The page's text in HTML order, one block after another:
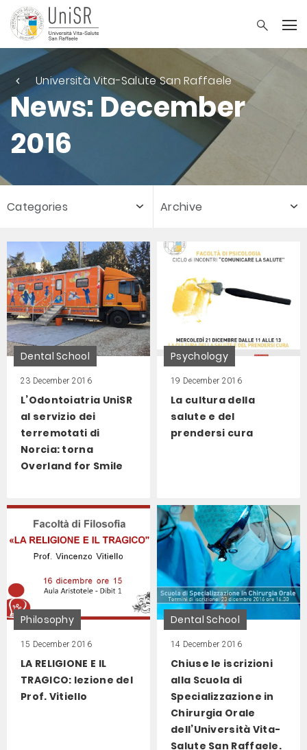
Università Vita-Salute San Raffaele
News: December
2016
Categories Archive
Dental School
23 December 2016
L’Odontoiatria UniSR
al servizio dei
terremotati di
Norcia: torna
Overland for Smile
Psychology
19 December 2016
La cultura della
salute e del
prendersi cura
Philosophy
15 December 2016
LA RELIGIONE E IL
TRAGICO: lezione del
Prof. Vitiello
Dental School
14 December 2016
Chiuse le iscrizioni
alla Scuola di
Specializzazione in
Chirurgia Orale
dell’Università Vita-
Salute San Raffaele.